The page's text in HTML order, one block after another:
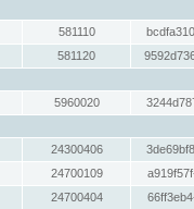
581110
581120
5960020
24300406
24700109
24700404